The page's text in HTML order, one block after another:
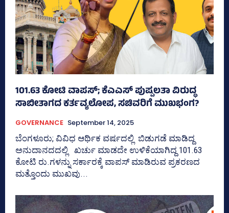
101.63 ಕೋಟಿ ವಾಪಸ್‌; ಕೆಎಎಸ್‌ ಪುಷ್ಪಲತಾ ವಿರುದ್ಧ
ಸಾಬೀತಾಗದ ಕರ್ತವ್ಯಲೋಪ, ಸಚಿವರಿಗೆ ಮುಖಭಂಗ?
GOVERNANCE September 14, 2025
ಬೆಂಗಳೂರು; ವಿವಿಧ ಆರ್ಥಿಕ ವರ್ಷದಲ್ಲಿ ಬಿಡುಗಡೆ ಮಾಡಿದ್ದ
ಅನುದಾನದದಲ್ಲಿ ಖರ್ಚು ಮಾಡದೇ ಉಳಿಕೆಯಾಗಿದ್ದ 101.63
ಕೋಟಿ ರು.ಗಳನ್ನು ಸರ್ಕಾರಕ್ಕೆ ವಾಪಸ್‌ ಮಾಡಿರುವ ಪ್ರಕರಣದ
ಮತ್ತೊಂದು ಮುಖವು...